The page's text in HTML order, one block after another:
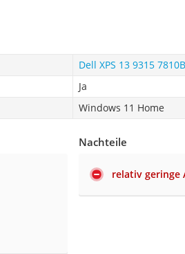
Dell XPS 13 9315
Ja
Windows 11 Home
Nachteile
relativ geringe